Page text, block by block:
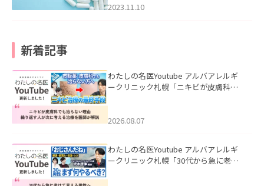
2023.11.10
新着記事
わたしの名医Youtube アルバアレルギ
ークリニック札幌「ニキビが皮膚科で
ました。
2026.08.07
わたしの名医Youtube アルバアレルギ
ークリニック札幌「30代から急に老け